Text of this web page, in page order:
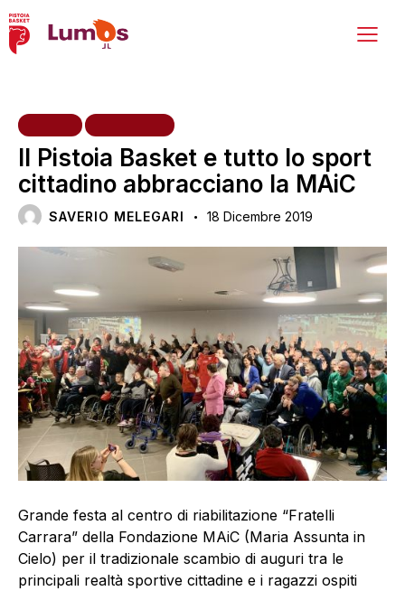
Il Pistoia Basket e tutto lo sport
cittadino abbracciano la MAiC
SAVERIO MELEGARI 18 Dicembre 2019
Grande festa al centro di riabilitazione “Fratelli
Carrara” della Fondazione MAiC (Maria Assunta in
Cielo) per il tradizionale scambio di auguri tra le
principali realtà sportive cittadine e i ragazzi ospiti